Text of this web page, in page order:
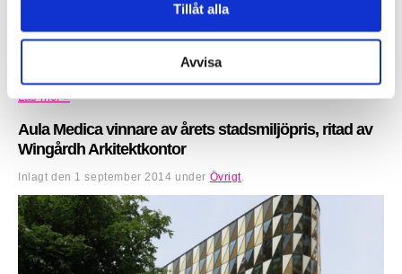
Tillåt alla
Avvisa
Claesson Koivisto Rune har skapat en unik möbelkollektion för den
under imm cologne 2015, kombinerar mörka och ljusa...
Läs mer »
Aula Medica vinnare av årets stadsmiljöpris, ritad av
Wingårdh Arkitektkontor
Inlagt den 1 september 2014 under Övrigt